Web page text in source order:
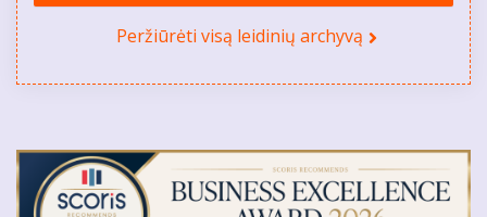
Peržiūrėti visą leidinių archyvą